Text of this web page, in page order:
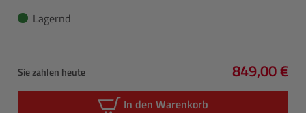
Lagernd
Sie zahlen heute
Regulärer
849,00 €
In den Warenkorb